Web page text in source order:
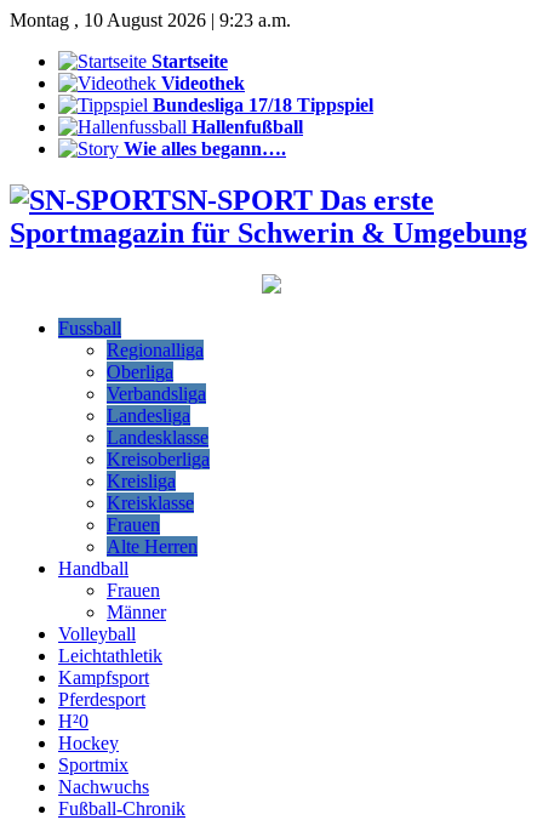
Montag , 10 August 2026 | 9:23 a.m.
Startseite
Videothek
Bundesliga 17/18 Tippspiel
Hallenfußball
Wie alles begann….
SN-SPORT Das erste
Sportmagazin für Schwerin & Umgebung
Fussball
Regionalliga
Oberliga
Verbandsliga
Landesliga
Landesklasse
Kreisoberliga
Kreisliga
Kreisklasse
Frauen
Alte Herren
Handball
Frauen
Männer
Volleyball
Leichtathletik
Kampfsport
Pferdesport
H²0
Hockey
Sportmix
Nachwuchs
Fußball-Chronik